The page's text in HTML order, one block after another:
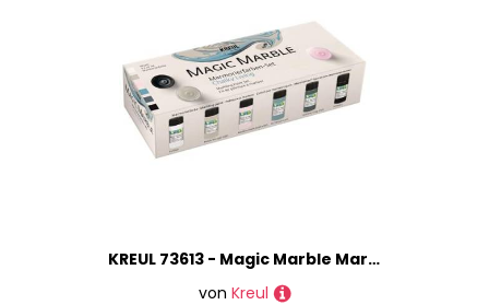
KREUL 73613 - Magic Marble Marmorierfarbe, Chalky Living Set, 6 x 20 ml Farbe in braun, rosa, petrol, grau, farblos und schwarz, zum Tauchmarmorieren von Holz, Glas, Kunststoff, Papier und Styropor
von Kreul